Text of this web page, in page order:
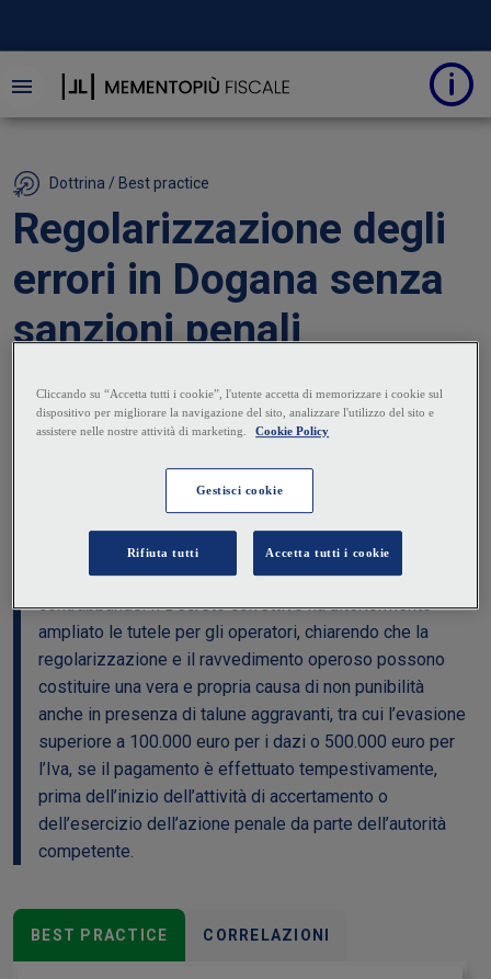
Dottrina / Best practice
Regolarizzazione degli
errori in Dogana senza
sanzioni penali
È possibile regolarizzare gli errori con una
dichiarazione doganale tardiva e revisione su istanza di
parte per correggere inesattezze o irregolarità senza
previste dalla Circ. AE 10 dicembre 2024 n. 25/D, con
l’obiettivo di limitare le contestazioni per
contrabbando. Il Decreto correttivo ha ulteriormente
ampliato le tutele per gli operatori, chiarendo che la
regolarizzazione e il ravvedimento operoso possono
costituire una vera e propria causa di non punibilità
anche in presenza di talune aggravanti, tra cui l’evasione
superiore a 100.000 euro per i dazi o 500.000 euro per
l’Iva, se il pagamento è effettuato tempestivamente,
prima dell’inizio dell’attività di accertamento o
dell’esercizio dell’azione penale da parte dell’autorità
competente.
BEST PRACTICE CORRELAZIONI